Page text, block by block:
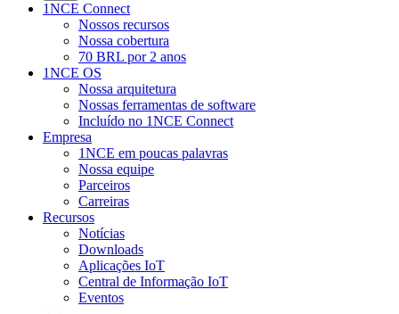
1NCE Connect
Nossos recursos
Nossa cobertura
70 BRL por 2 anos
1NCE OS
Nossa arquitetura
Nossas ferramentas de software
Incluído no 1NCE Connect
Empresa
1NCE em poucas palavras
Nossa equipe
Parceiros
Carreiras
Recursos
Notícias
Downloads
Aplicações IoT
Central de Informação IoT
Eventos